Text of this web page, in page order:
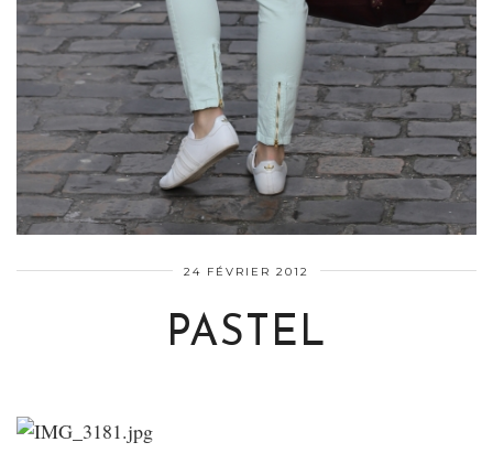
24 FÉVRIER 2012
PASTEL